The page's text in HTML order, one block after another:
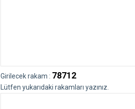
Girilecek rakam : 78712
Lütfen yukarıdaki rakamları yazınız.